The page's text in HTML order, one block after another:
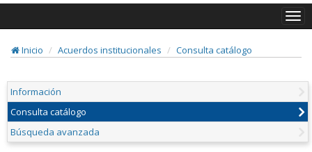
Inicio
Acuerdos institucionales Consulta catálogo
Información
Consulta catálogo
Búsqueda avanzada